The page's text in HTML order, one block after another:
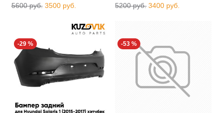
5600 руб. 3500 руб. 5200 руб. 3400 руб.
-29 % -53 %